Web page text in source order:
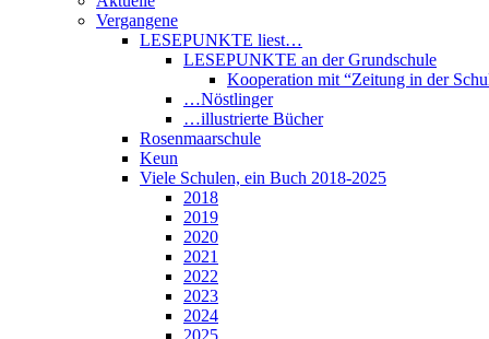
Vergangene
LESEPUNKTE liest…
LESEPUNKTE an der Grundschule
Kooperation mit “Zeitung in der
…Nöstlinger
…illustrierte Bücher
Rosenmaarschule
Keun
Viele Schulen, ein Buch 2018-2025
2018
2019
2020
2021
2022
2023
2024
2025